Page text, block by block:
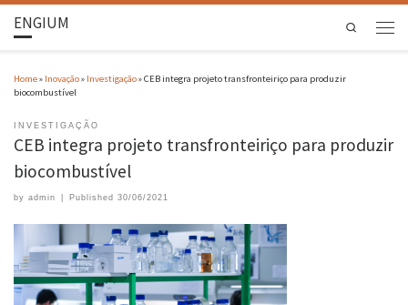
ENGIUM Search
Home» Inovação» Investigação»CEB integra projeto transfronteiriço para produzir
biocombustível
INVESTIGAÇÃO
CEB integra projeto transfronteiriço para produzir
biocombustível
by admin Published 30/06/2021